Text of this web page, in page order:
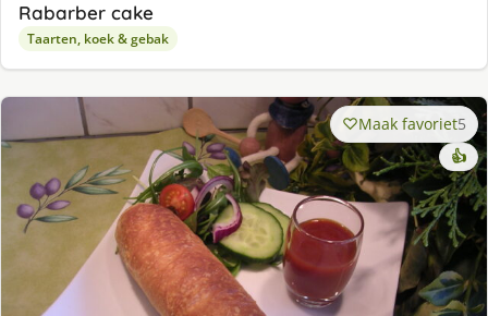
Rabarber cake
Taarten, koek & gebak
Maak favoriet5
👍